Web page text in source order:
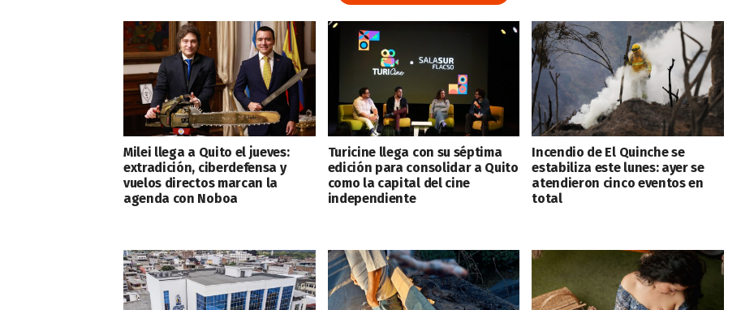
Milei llega a Quito el jueves:
extradición, ciberdefensa y
vuelos directos marcan la
agenda con Noboa
Turicine llega con su séptima
edición para consolidar a Quito
como la capital del cine
independiente
Incendio de El Quinche se
estabiliza este lunes: ayer se
atendieron cinco eventos en
total